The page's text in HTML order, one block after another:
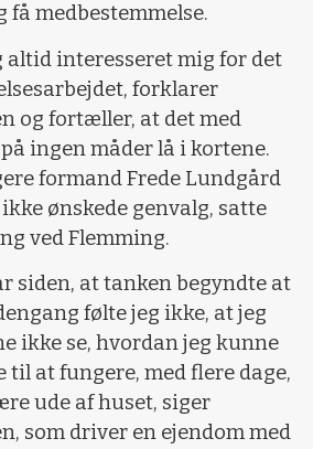
få medbestemmelse.
altid interesseret mig for det
forklarer
og fortæller, at det med
ingen måder lå i kortene.
formand Frede Lundgård
ønskede genvalg, satte
ved Flemming.
siden, at tanken begyndte at
følte jeg ikke, at jeg
ikke se, hvordan jeg kunne
til at fungere, med flere dage,
ude af huset, siger
som driver en ejendom med